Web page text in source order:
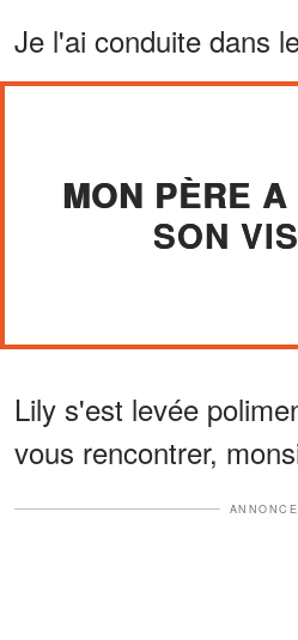
Je l'ai conduite dans
MON PÈRE
SON
Lily s'est levée
vous rencontrer,